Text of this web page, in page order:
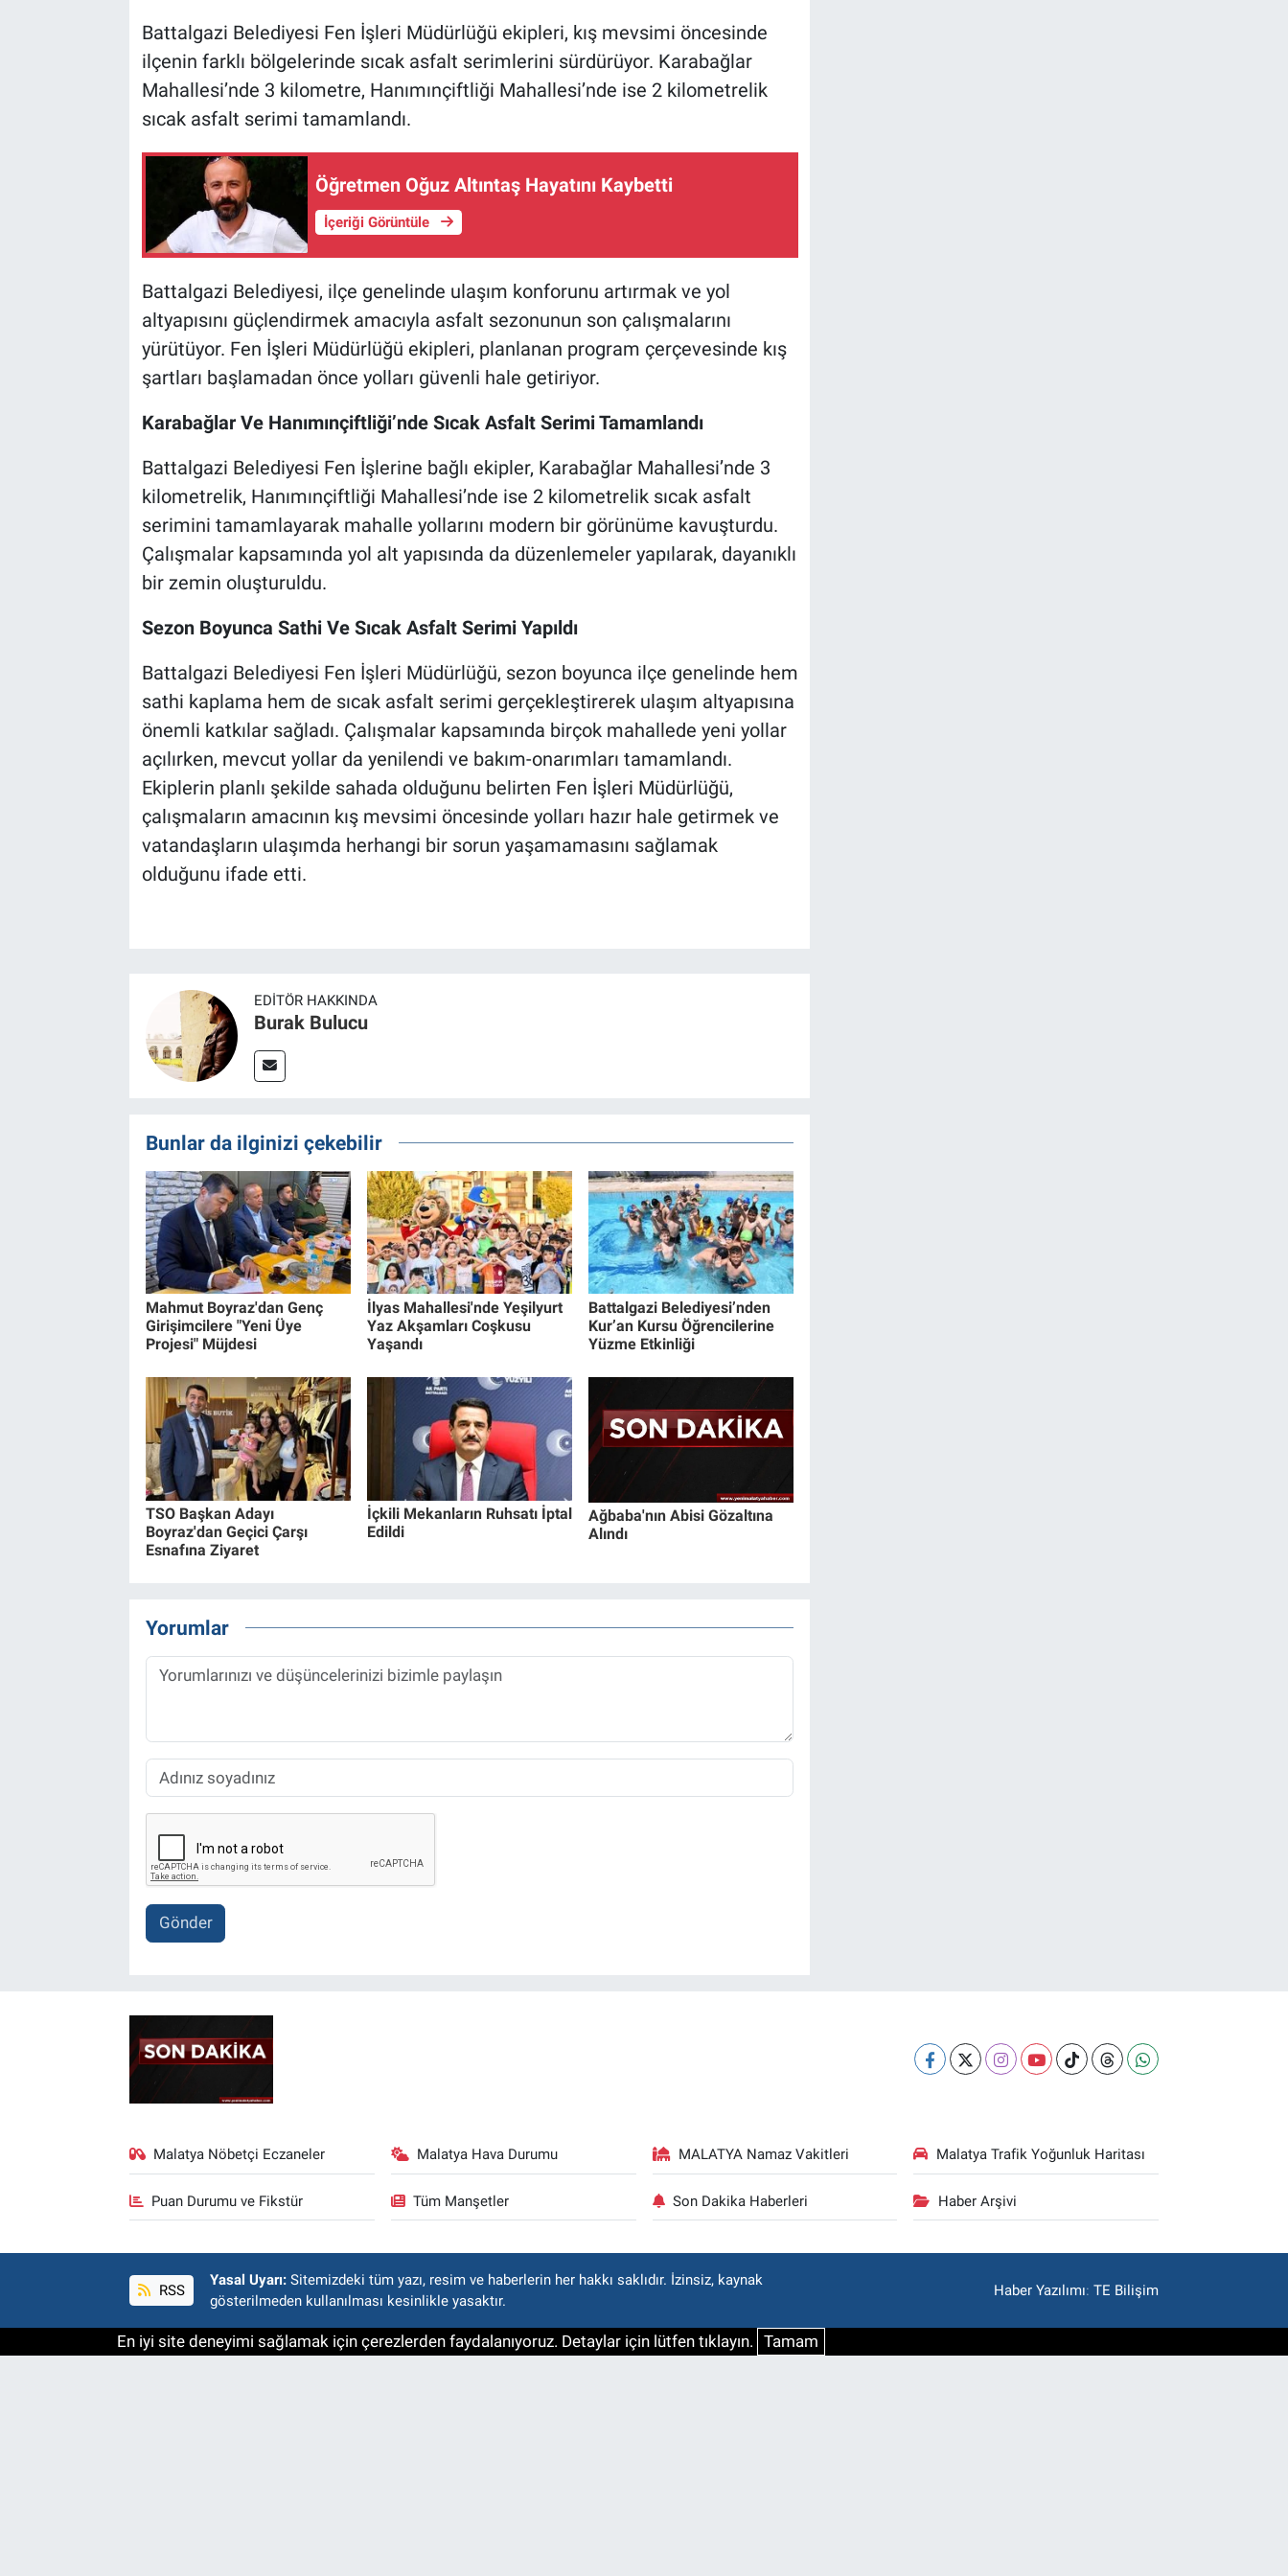
Battalgazi Belediyesi Fen İşleri Müdürlüğü ekipleri, kış mevsimi öncesinde
ilçenin farklı bölgelerinde sıcak asfalt serimlerini sürdürüyor. Karabağlar
Mahallesi’nde 3 kilometre, Hanımınçiftliği Mahallesi’nde ise 2 kilometrelik
sıcak asfalt serimi tamamlandı.
Öğretmen Oğuz Altıntaş Hayatını Kaybetti
İçeriği Görüntüle
Battalgazi Belediyesi, ilçe genelinde ulaşım konforunu artırmak ve yol
altyapısını güçlendirmek amacıyla asfalt sezonunun son çalışmalarını
yürütüyor. Fen İşleri Müdürlüğü ekipleri, planlanan program çerçevesinde kış
şartları başlamadan önce yolları güvenli hale getiriyor.
Karabağlar Ve Hanımınçiftliği’nde Sıcak Asfalt Serimi Tamamlandı
Battalgazi Belediyesi Fen İşlerine bağlı ekipler, Karabağlar Mahallesi’nde 3
kilometrelik, Hanımınçiftliği Mahallesi’nde ise 2 kilometrelik sıcak asfalt
serimini tamamlayarak mahalle yollarını modern bir görünüme kavuşturdu.
Çalışmalar kapsamında yol alt yapısında da düzenlemeler yapılarak, dayanıklı
bir zemin oluşturuldu.
Sezon Boyunca Sathi Ve Sıcak Asfalt Serimi Yapıldı
Battalgazi Belediyesi Fen İşleri Müdürlüğü, sezon boyunca ilçe genelinde hem
sathi kaplama hem de sıcak asfalt serimi gerçekleştirerek ulaşım altyapısına
önemli katkılar sağladı. Çalışmalar kapsamında birçok mahallede yeni yollar
açılırken, mevcut yollar da yenilendi ve bakım-onarımları tamamlandı.
Ekiplerin planlı şekilde sahada olduğunu belirten Fen İşleri Müdürlüğü,
çalışmaların amacının kış mevsimi öncesinde yolları hazır hale getirmek ve
vatandaşların ulaşımda herhangi bir sorun yaşamamasını sağlamak
olduğunu ifade etti.
EDITÖR HAKKINDA
Burak Bulucu
Bunlar da ilginizi çekebilir
Mahmut Boyraz'dan Genç
Girişimcilere "Yeni Üye
Projesi" Müjdesi
İlyas Mahallesi'nde Yeşilyurt
Yaz Akşamları Coşkusu
Yaşandı
Battalgazi Belediyesi’nden
Kur’an Kursu Öğrencilerine
Yüzme Etkinliği
TSO Başkan Adayı
Boyraz'dan Geçici Çarşı
Esnafına Ziyaret
İçkili Mekanların Ruhsatı İptal
Edildi
Ağbaba'nın Abisi Gözaltına
Alındı
Yorumlar
Gönder
Malatya Nöbetçi Eczaneler Malatya Hava Durumu MALATYA Namaz Vakitleri Malatya Trafik Yoğunluk Haritası
Puan Durumu ve Fikstür Tüm Manşetler Son Dakika Haberleri Haber Arşivi
RSS
Yasal Uyarı: Sitemizdeki tüm yazı, resim ve haberlerin her hakkı saklıdır. İzinsiz, kaynak
gösterilmeden kullanılması kesinlikle yasaktır.
Haber Yazılımı:TE Bilişim
En iyi site deneyimi sağlamak için çerezlerden faydalanıyoruz. Detaylar için lütfen tıklayın. Tamam